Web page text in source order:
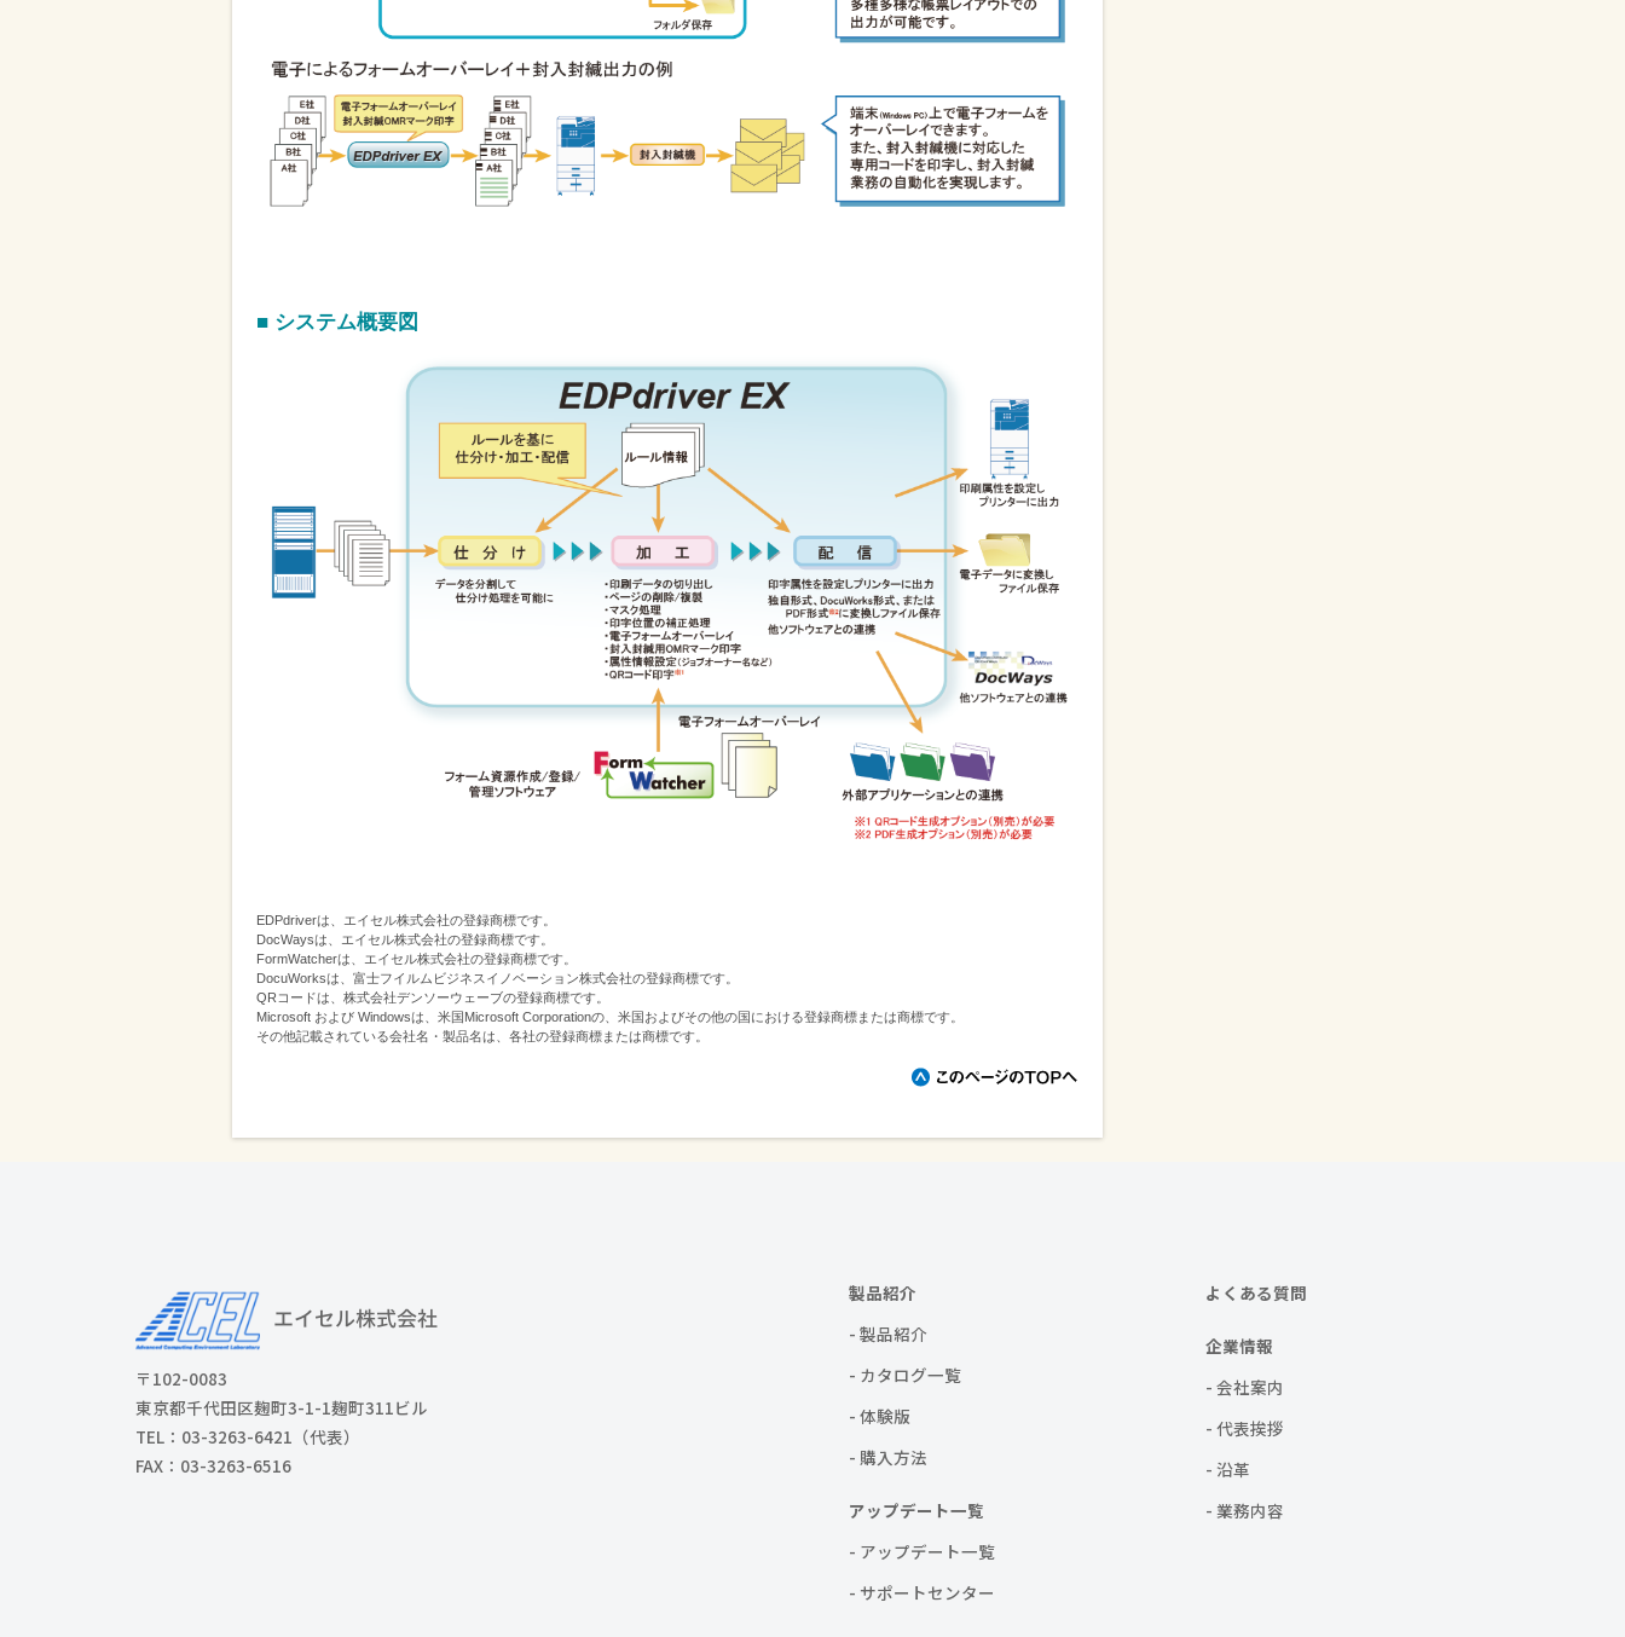
■ システム概要図
EDPdriverは、エイセル株式会社の登録商標です。
DocWaysは、エイセル株式会社の登録商標です。
FormWatcherは、エイセル株式会社の登録商標です。
DocuWorksは、富士フイルムビジネスイノベーション株式会社の登録商標です。
QRコードは、株式会社デンソーウェーブの登録商標です。
Microsoft および Windowsは、米国Microsoft Corporationの、米国およびその他の国における登録商標または商標です。
その他記載されている会社名・製品名は、各社の登録商標または商標です。
〒102-0083
東京都千代田区麹町3-1-1麹町311ビル
TEL：03-3263-6421（代表）
FAX：03-3263-6516
製品紹介
- 製品紹介
- カタログ一覧
- 体験版
- 購入方法
アップデート一覧
- アップデート一覧
- サポートセンター
よくある質問
企業情報
- 会社案内
- 代表挨拶
- 沿革
- 業務内容